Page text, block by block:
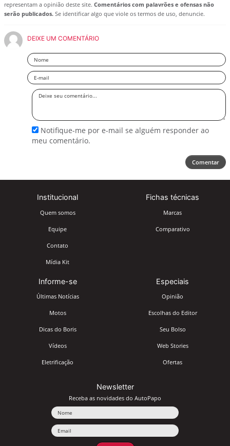
representam a opinião deste site. Comentários com palavrões e ofensas não
serão publicados. Se identificar algo que viole os termos de uso, denuncie.
DEIXE UM COMENTÁRIO
Nome
Email
Deixe
Notifique-me por e-mail se alguém responder ao
meu comentário.
Comentar
Institucional
Quem somos
Equipe
Contato
Mídia Kit
Fichas técnicas
Marcas
Comparativo
Informe-se
Últimas Notícias
Motos
Dicas do Boris
Vídeos
Eletrificação
Especiais
Opinião
Escolhas do Editor
Seu Bolso
Web Stories
Ofertas
Newsletter
Receba as novidades do AutoPapo